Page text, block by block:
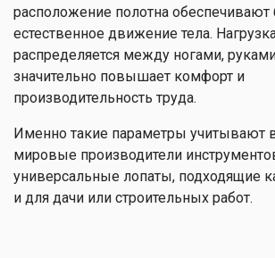
расположение полотна обеспечивают
естественное движение тела.
распределяется между ногами,
значительно повышает комфорт и
производительность труда.
Именно такие параметры учитывают
мировые производители
универсальные лопаты, подходящие
и для дачи или строительных работ.